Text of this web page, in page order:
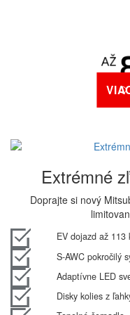
Extrémné
Doprajte si nový
EV dojazd až 113
S-AWC pokročilý
Adaptívne LED
Disky kolies z